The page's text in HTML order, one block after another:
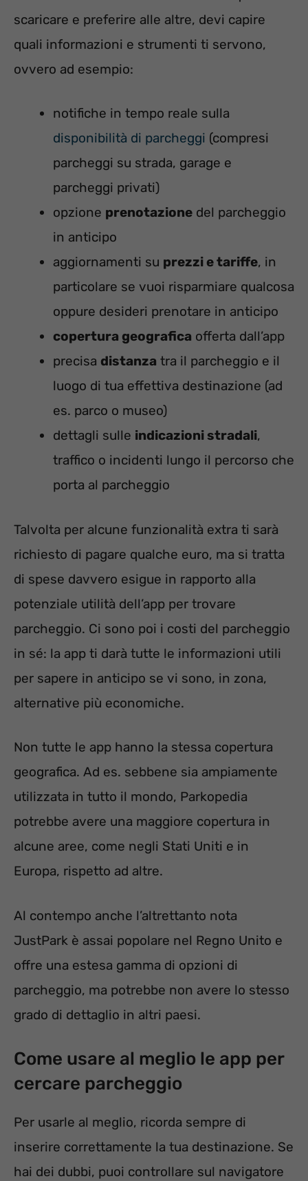
scaricare e preferire alle altre, devi capire
quali informazioni e strumenti ti servono,
ovvero ad esempio:
notifiche in tempo reale sulla
disponibilità di parcheggi (compresi
parcheggi su strada, garage e
parcheggi privati)
opzione prenotazione del parcheggio
in anticipo
aggiornamenti su prezzi e tariffe, in
particolare se vuoi risparmiare qualcosa
oppure desideri prenotare in anticipo
copertura geografica offerta dall’app
precisa distanza tra il parcheggio e il
luogo di tua effettiva destinazione (ad
es. parco o museo)
dettagli sulle indicazioni stradali,
traffico o incidenti lungo il percorso che
porta al parcheggio
Talvolta per alcune funzionalità extra ti sarà
richiesto di pagare qualche euro, ma si tratta
di spese davvero esigue in rapporto alla
potenziale utilità dell’app per trovare
parcheggio. Ci sono poi i costi del parcheggio
in sé: la app ti darà tutte le informazioni utili
per sapere in anticipo se vi sono, in zona,
alternative più economiche.
Non tutte le app hanno la stessa copertura
geografica. Ad es. sebbene sia ampiamente
utilizzata in tutto il mondo, Parkopedia
potrebbe avere una maggiore copertura in
alcune aree, come negli Stati Uniti e in
Europa, rispetto ad altre.
Al contempo anche l’altrettanto nota
JustPark è assai popolare nel Regno Unito e
offre una estesa gamma di opzioni di
parcheggio, ma potrebbe non avere lo stesso
grado di dettaglio in altri paesi.
Come usare al meglio le app per
cercare parcheggio
Per usarle al meglio, ricorda sempre di
inserire correttamente la tua destinazione. Se
hai dei dubbi, puoi controllare sul navigatore